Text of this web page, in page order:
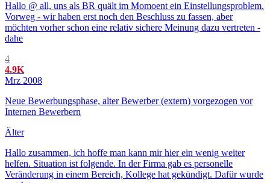
Hallo @ all, uns als BR quält im Momoent ein Einstellungsproblem.
Vorweg - wir haben erst noch den Beschluss zu fassen, aber
möchten vorher schon eine relativ sichere Meinung dazu vertreten -
dahe
4
4.9K
Mrz 2008
Neue Bewerbungsphase, alter Bewerber (extern) vorgezogen vor
Internen Bewerbern
Älter
Hallo zusammen, ich hoffe man kann mir hier ein wenig weiter
helfen. Situation ist folgende. In der Firma gab es personelle
Veränderung in einem Bereich, Kollege hat gekündigt. Dafür wurde